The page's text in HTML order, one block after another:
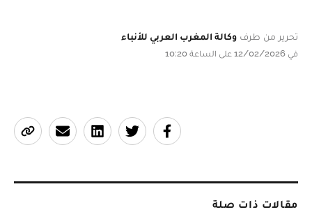
تحرير من طرف وكالة المغرب العربي للأنباء
في 12/02/2026 على الساعة 10:20
مقالات ذات صلة